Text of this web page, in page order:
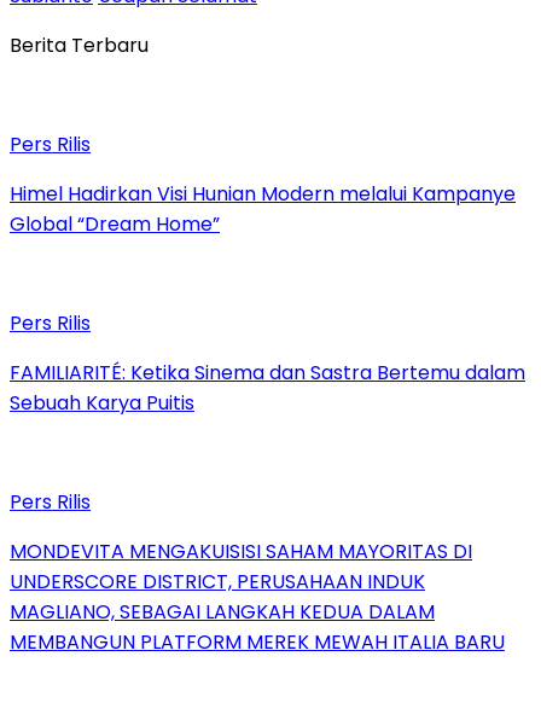
Berita Terbaru
Pers Rilis
Himel Hadirkan Visi Hunian Modern melalui Kampanye
Global “Dream Home”
Pers Rilis
FAMILIARITÉ: Ketika Sinema dan Sastra Bertemu dalam
Sebuah Karya Puitis
Pers Rilis
MONDEVITA MENGAKUISISI SAHAM MAYORITAS DI
UNDERSCORE DISTRICT, PERUSAHAAN INDUK
MAGLIANO, SEBAGAI LANGKAH KEDUA DALAM
MEMBANGUN PLATFORM MEREK MEWAH ITALIA BARU